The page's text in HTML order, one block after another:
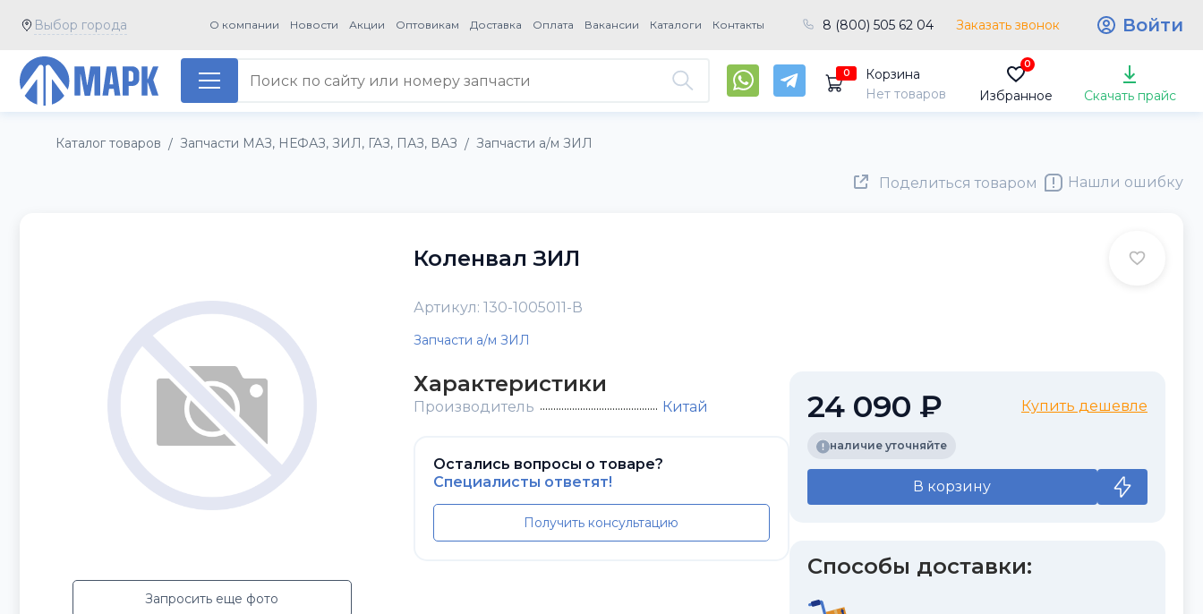
Выбор города О компании Новости Акции Оптовикам Доставка Оплата Вакансии Каталоги Контакты 8 (800) 505 62 04 Заказать звонок Войти
0
Корзина
Нет товаров
0
Избранное Скачать прайс
Каталог товаров / Запчасти МАЗ, НЕФАЗ, ЗИЛ, ГАЗ, ПАЗ, ВАЗ / Запчасти а/м ЗИЛ
Поделиться товаром Нашли ошибку
Запросить еще фото
Коленвал ЗИЛ
Артикул: 130-1005011-В
Запчасти а/м ЗИЛ
Характеристики
Производитель Китай
Остались вопросы о товаре?
Специалисты ответят!
Получить консультацию
24 090 ₽ Купить дешевле
наличие уточняйте
В корзину
Способы доставки: